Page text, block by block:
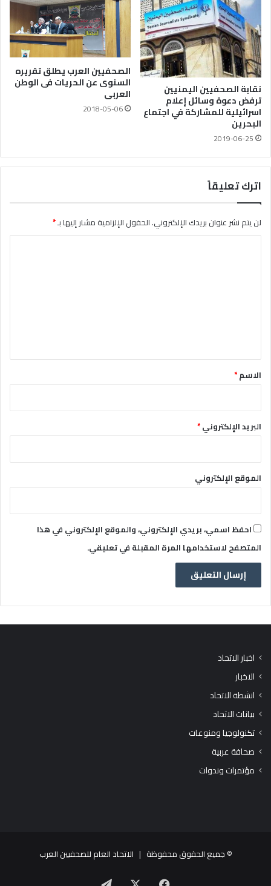
نقابة الصحفيين اليمنيين
ترفض دعوة وسائل إعلام
اسرائيلية للمشاركة في اجتماع
البحرين
2019-06-25
الصحفيين العرب يطلق تقريره
السنوى عن الحريات فى الوطن
العربى
2018-05-06
اترك تعليقاً
لن يتم نشر عنوان بريدك الإلكتروني.الحقول الإلزامية مشار إليها بـ*
*الاسم*
البريد الإلكتروني*
الموقع الإلكتروني
احفظ اسمي، بريدي الإلكتروني، والموقع الإلكتروني في هذا
المتصفح لاستخدامها المرة المقبلة في تعليقي.
اخبار الاتحاد
الاخبار
انشطة الاتحاد
بيانات الاتحاد
تكنولوجيا ومنوعات
صحافة عربية
مؤتمرات وندوات
© جميع الحقوق محفوظة | الاتحاد العام للصحفيين العرب